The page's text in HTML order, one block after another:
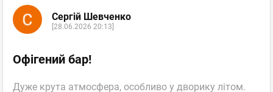
Сергій Шевченко
[28.06.2026 20:13]
Офігений бар!
Дуже крута атмосфера, особливо у дворику літом.